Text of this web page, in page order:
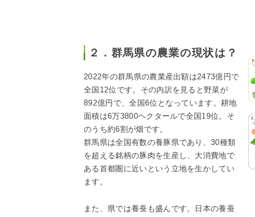
２．群馬県の農業の現状は？
2022年の群馬県の農業産出額は2473億円で
全国12位です。その内訳を見ると野菜が
892億円で、全国6位となっています。耕地
面積は6万3800ヘクタールで全国19位。そ
のうち約6割が畑です。
群馬県は全国有数の養豚県であり、30種類
を超える銘柄の豚肉を生産し、大消費地で
ある首都圏に近いという立地を生かしてい
ます。
また、県では養蚕も盛んです。日本の養蚕